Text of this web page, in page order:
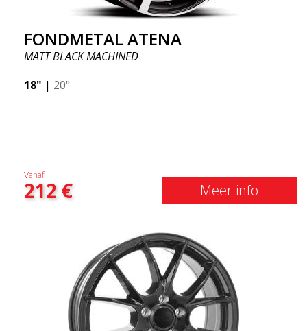
FONDMETAL ATENA
MATT BLACK MACHINED
18" | 20"
Vanaf:
212€ Meer info